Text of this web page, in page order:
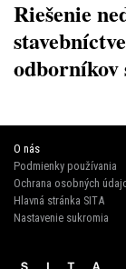
Riešenie
odborníkov
O nás
Podmienky používania
Ochrana osobných
Hlavná stránka SITA
Nastavenie sukromia